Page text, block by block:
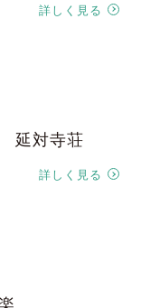
詳しく見る
延対寺荘
詳しく見る